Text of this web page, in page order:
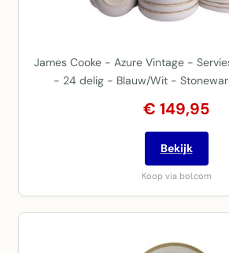
James Cooke - Azure Vintage -
- 24 delig - Blauw/Wit -
€ 149,95
Bekijk
Koop via bol.com